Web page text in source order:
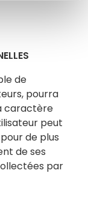
de
pourra
caractère
peut
de plus
de ses
par